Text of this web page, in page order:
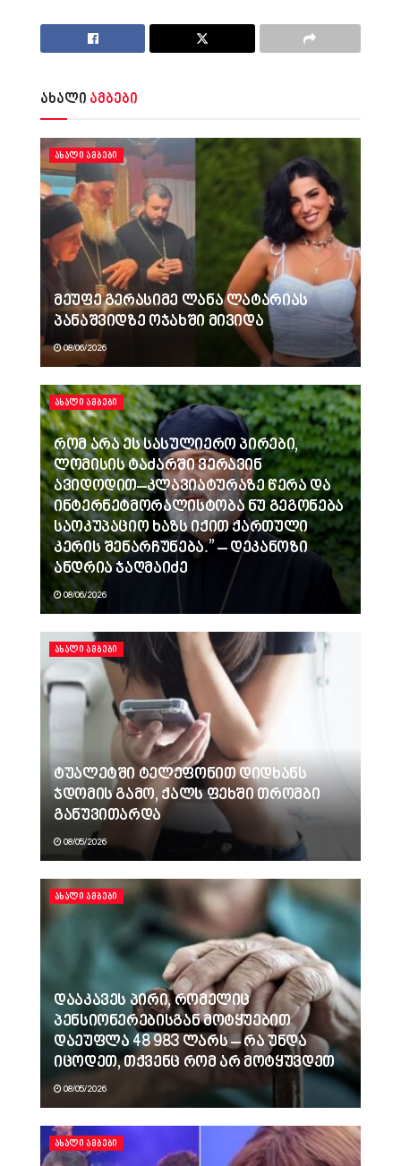
ახალი ამბები
ᲐᲮᲐᲚᲘ ᲐᲛᲑᲔᲑᲘ
მეუფე გერასიმე ლანა ლატარიას
პანაშვიდზე ოჯახში მივიდა
08/06/2026
ᲐᲮᲐᲚᲘ ᲐᲛᲑᲔᲑᲘ
რომ არა ეს სასულიერო პირები,
ლომისის ტაძარში ვერავინ
ავიდოდით–კლავიატურაზე წერა და
ინტერნეტმორალისტობა ნუ გეგონება
საოკუპაციო ხაზს იქით ქართული
კერის შენარჩუნება.” – დეკანოზი
ანდრია ჯაღმაიძე
08/06/2026
ᲐᲮᲐᲚᲘ ᲐᲛᲑᲔᲑᲘ
ტუალეტში ტელეფონით დიდხანს
ჯდომის გამო, ქალს ფეხში თრომბი
განუვითარდა
08/05/2026
ᲐᲮᲐᲚᲘ ᲐᲛᲑᲔᲑᲘ
დააკავეს პირი, რომელიც
პენსიონერებისგან მოტყუებით
დაეუფლა 48 983 ლარს – რა უნდა
იცოდეთ, თქვენც რომ არ მოტყუვდეთ
08/05/2026
ᲐᲮᲐᲚᲘ ᲐᲛᲑᲔᲑᲘ